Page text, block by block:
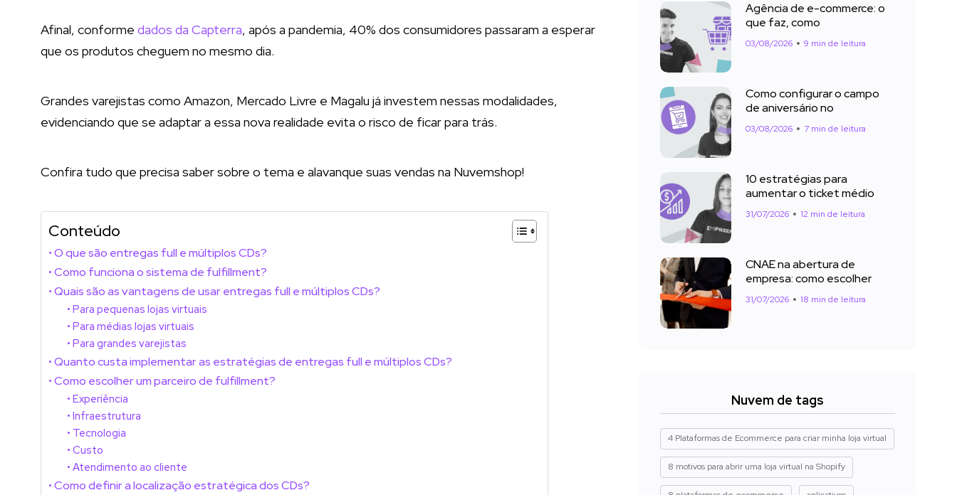
Afinal, conforme dados da Capterra, após a pandemia, 40% dos consumidores passaram a esperar
que os produtos cheguem no mesmo dia.
Grandes varejistas como Amazon, Mercado Livre e Magalu já investem nessas modalidades,
evidenciando que se adaptar a essa nova realidade evita o risco de ficar para trás.
Confira tudo que precisa saber sobre o tema e alavanque suas vendas na Nuvemshop!
Conteúdo
O que são entregas full e múltiplos CDs?
Como funciona o sistema de fulfillment?
Quais são as vantagens de usar entregas full e múltiplos CDs?
Para pequenas lojas virtuais
Para médias lojas virtuais
Para grandes varejistas
Quanto custa implementar as estratégias de entregas full e múltiplos CDs?
Como escolher um parceiro de fulfillment?
Experiência
Infraestrutura
Tecnologia
Custo
Atendimento ao cliente
Como definir a localização estratégica dos CDs?
Agência de e-commerce: o
que faz, como
03/08/2026 9 min de leitura
Como configurar o campo
de aniversário no
03/08/2026 7 min de leitura
10 estratégias para
aumentar o ticket médio
31/07/2026 12 min de leitura
CNAE na abertura de
empresa: como escolher
31/07/2026 18 min de leitura
Nuvem de tags
4 Plataformas de Ecommerce para criar minha loja virtual
8 motivos para abrir uma loja virtual na Shopify